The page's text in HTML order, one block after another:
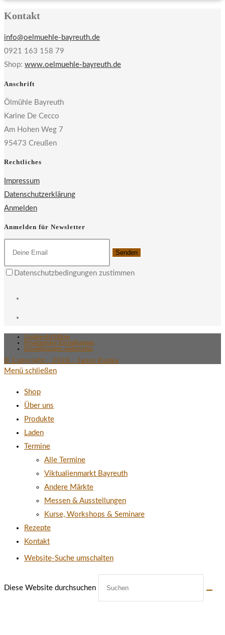
Kontakt
info@oelmuehle-bayreuth.de
0921 163 158 79
Shop: www.oelmuehle-bayreuth.de
Anschrift
Ölmühle Bayreuth
Karine De Cecco
Am Hohen Weg 7
95473 Creußen
Rechtliches
Impressum
Datenschutzerklärung
Anmelden
Anmelden für Newsletter
Senden
Datenschutzbedingungen zustimmen
Cookie-Richtlinie
Privatsphäre-Einstellungen
Einwilligungen widerrufen
© Copyright - 2026 - Janos Kupka
Menü schließen
Shop
Über uns
Produkte
Laden
Termine
Alle Termine
Viktualienmarkt Bayreuth
Andere Märkte
Messen & Ausstellungen
Kurse, Workshops & Seminare
Rezepte
Kontakt
Website-Suche umschalten
Diese Website durchsuchen